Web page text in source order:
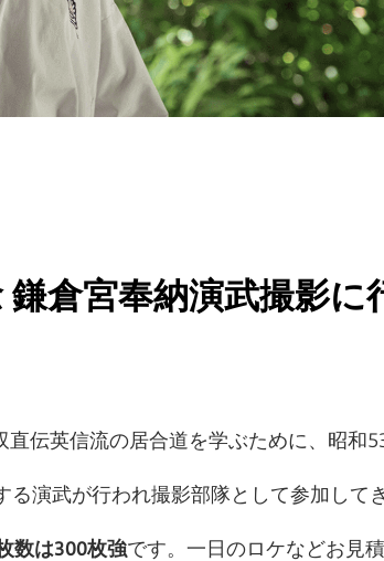
倉宮奉納演武撮影に
伝英信流の居合道を学ぶために、昭和
演武が行われ撮影部隊として参加して
数は300枚強です。一日のロケなどお見